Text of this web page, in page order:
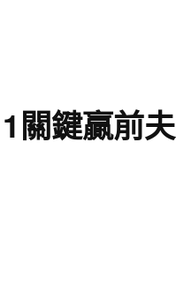
關鍵贏前夫